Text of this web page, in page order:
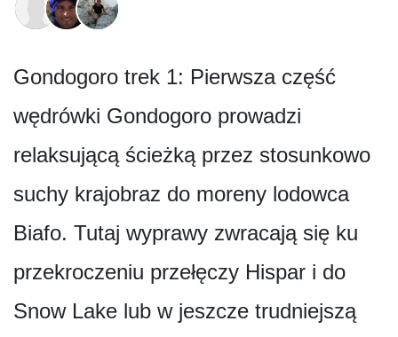
Gondogoro trek 1: Pierwsza część
wędrówki Gondogoro prowadzi
relaksującą ścieżką przez stosunkowo
suchy krajobraz do moreny lodowca
Biafo. Tutaj wyprawy zwracają się ku
przekroczeniu przełęczy Hispar i do
Snow Lake lub w jeszcze trudniejszą